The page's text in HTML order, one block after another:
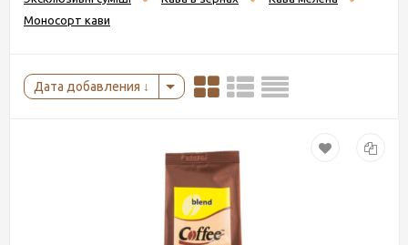
Моносорт кави
Дата добавления